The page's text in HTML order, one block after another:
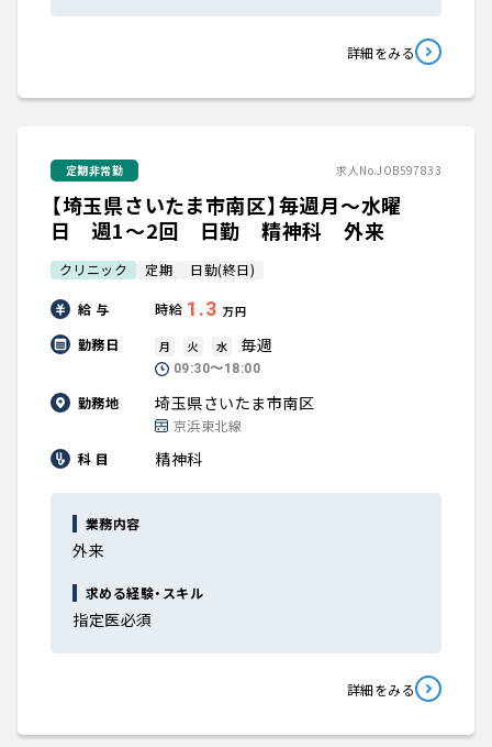
詳細をみる
定期非常勤 求人No.JOB597833
【埼玉県さいたま市南区】毎週月～水曜
日 週1～2回 日勤 精神科 外来
クリニック 定期 日勤(終日)
給 与 時給 1.3 万円
勤務日 月 火 水 毎週
09:30〜18:00
勤務地 埼玉県さいたま市南区
京浜東北線
科 目
精神科
業務内容
外来
求める経験・スキル
指定医必須
詳細をみる